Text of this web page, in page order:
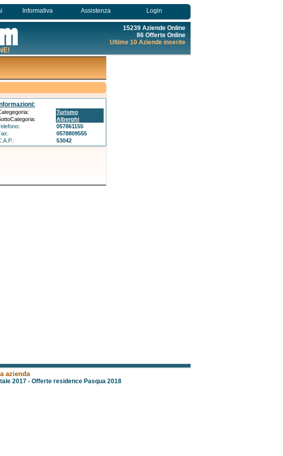
Informativa Assistenza Login
15239 Aziende Online
86 Offerte Online
Ultime 10 Aziende inserite
Turismo
Alberghi
057861155
0578809555
53042
azienda
2017 - Offerte residence Pasqua 2018